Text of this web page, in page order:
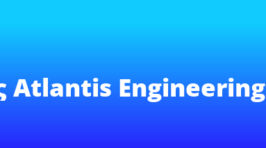
Atlantis Engineering